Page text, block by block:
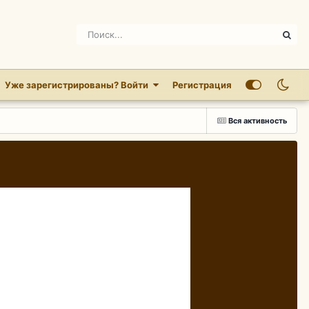
Уже зарегистрированы? Войти Регистрация
Вся активность